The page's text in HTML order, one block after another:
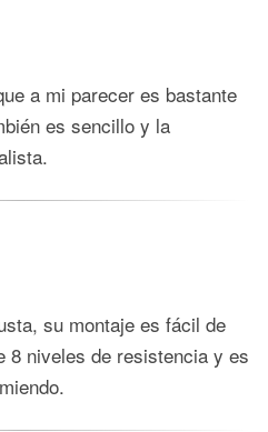
a mi parecer es bastante
es sencillo y la
su montaje es fácil de
8 niveles de resistencia y es